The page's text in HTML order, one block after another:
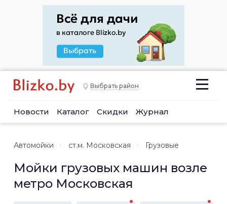
Выбрать район
Новости Каталог Скидки Журнал
Автомойки ст.м. Московская Грузовые
Мойки грузовых машин возле
метро Московская